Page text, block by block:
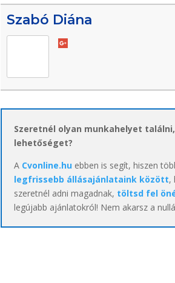
Szabó Diána
Szeretnél olyan munkahelyet
lehetőséget?
A Cvonline.hu ebben is segít, hiszen
legfrissebb állásajánlataink között,
szeretnél adni magadnak, töltsd fel
legújabb ajánlatokról! Nem akarsz a